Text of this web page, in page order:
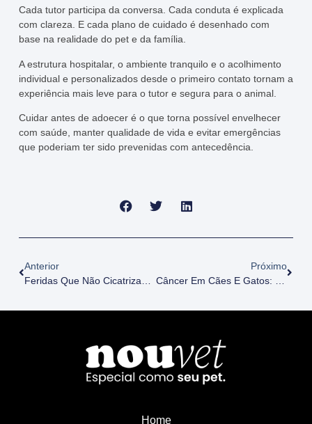
Cada tutor participa da conversa. Cada conduta é explicada
com clareza. E cada plano de cuidado é desenhado com
base na realidade do pet e da família.
A estrutura hospitalar, o ambiente tranquilo e o acolhimento
individual e personalizados desde o primeiro contato tornam a
experiência mais leve para o tutor e segura para o animal.
Cuidar antes de adoecer é o que torna possível envelhecer
com saúde, manter qualidade de vida e evitar emergências
que poderiam ter sido prevenidas com antecedência.
Anterior
Próximo
Home